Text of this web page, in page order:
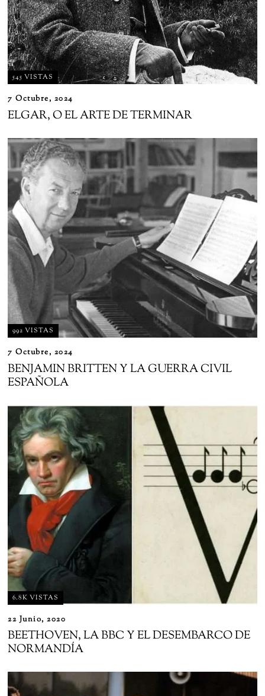
545 VISTAS
7 Octubre, 2024
ELGAR, O EL ARTE DE TERMINAR
992 VISTAS
7 Octubre, 2024
BENJAMIN BRITTEN Y LA GUERRA CIVIL
ESPAÑOLA
6.8K VISTAS
22 Junio, 2020
BEETHOVEN, LA BBC Y EL DESEMBARCO DE
NORMANDÍA